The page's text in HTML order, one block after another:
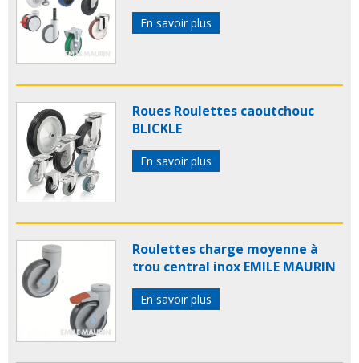
En savoir plus
Roues Roulettes caoutchouc
BLICKLE
En savoir plus
Roulettes charge moyenne à
trou central inox EMILE MAURIN
En savoir plus